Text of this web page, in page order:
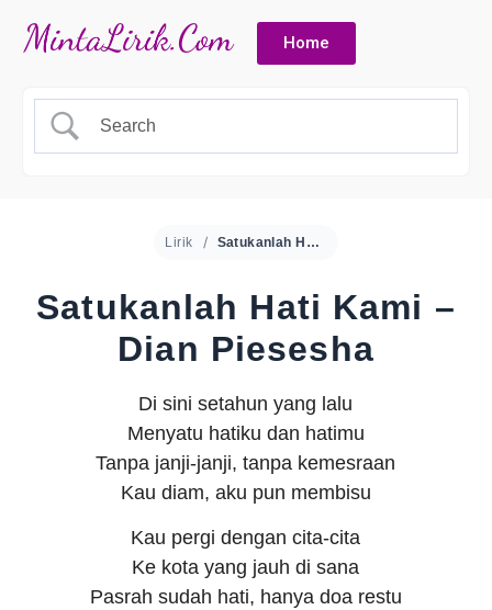
Home
Lirik Satukanlah Hati Kami – Dian Piesesha
Satukanlah Hati Kami –
Dian Piesesha
Di sini setahun yang lalu
Menyatu hatiku dan hatimu
Tanpa janji-janji, tanpa kemesraan
Kau diam, aku pun membisu
Kau pergi dengan cita-cita
Ke kota yang jauh di sana
Pasrah sudah hati, hanya doa restu